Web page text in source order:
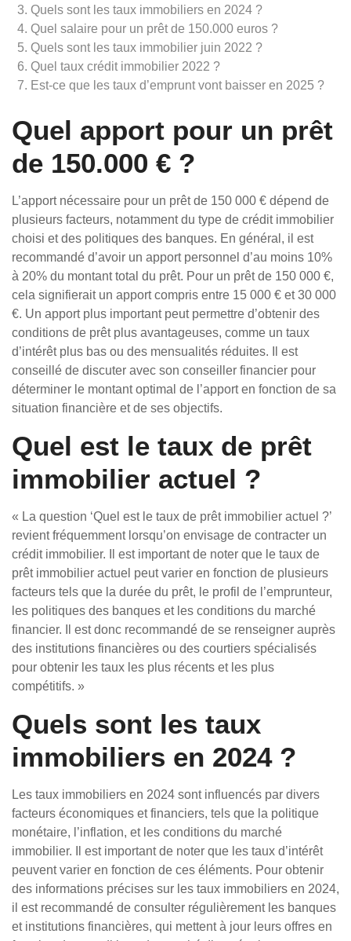
Quels sont les taux immobiliers en 2024 ?
Quel salaire pour un prêt de 150.000 euros ?
Quels sont les taux immobilier juin 2022 ?
Quel taux crédit immobilier 2022 ?
Est-ce que les taux d’emprunt vont baisser en 2025 ?
Quel apport pour un prêt
de 150.000 € ?
L’apport nécessaire pour un prêt de 150 000 € dépend de
plusieurs facteurs, notamment du type de crédit immobilier
choisi et des politiques des banques. En général, il est
recommandé d’avoir un apport personnel d’au moins 10%
à 20% du montant total du prêt. Pour un prêt de 150 000 €,
cela signifierait un apport compris entre 15 000 € et 30 000
€. Un apport plus important peut permettre d’obtenir des
conditions de prêt plus avantageuses, comme un taux
d’intérêt plus bas ou des mensualités réduites. Il est
conseillé de discuter avec son conseiller financier pour
déterminer le montant optimal de l’apport en fonction de sa
situation financière et de ses objectifs.
Quel est le taux de prêt
immobilier actuel ?
« La question ‘Quel est le taux de prêt immobilier actuel ?’
revient fréquemment lorsqu’on envisage de contracter un
crédit immobilier. Il est important de noter que le taux de
prêt immobilier actuel peut varier en fonction de plusieurs
facteurs tels que la durée du prêt, le profil de l’emprunteur,
les politiques des banques et les conditions du marché
financier. Il est donc recommandé de se renseigner auprès
des institutions financières ou des courtiers spécialisés
pour obtenir les taux les plus récents et les plus
compétitifs. »
Quels sont les taux
immobiliers en 2024 ?
Les taux immobiliers en 2024 sont influencés par divers
facteurs économiques et financiers, tels que la politique
monétaire, l’inflation, et les conditions du marché
immobilier. Il est important de noter que les taux d’intérêt
peuvent varier en fonction de ces éléments. Pour obtenir
des informations précises sur les taux immobiliers en 2024,
il est recommandé de consulter régulièrement les banques
et institutions financières, qui mettent à jour leurs offres en